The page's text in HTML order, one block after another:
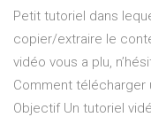
Petit tutoriel dans
copier/extraire le
vidéo vous a plu,
Comment télécharger
Objectif Un tutoriel